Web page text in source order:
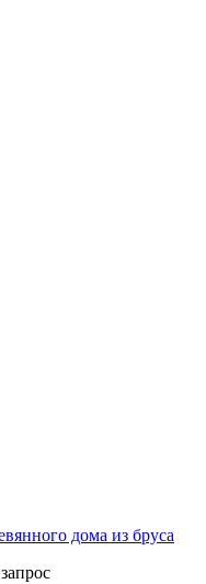
дома из бруса